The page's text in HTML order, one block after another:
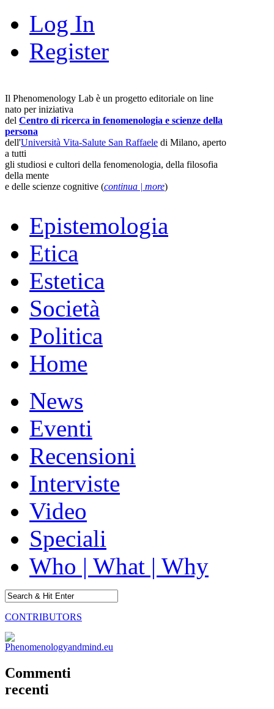
Log In
Register
Il Phenomenology Lab è un progetto editoriale on line
nato per iniziativa
del Centro di ricerca in fenomenologia e scienze della
persona
dell'Università Vita-Salute San Raffaele di Milano, aperto
a tutti
gli studiosi e cultori della fenomenologia, della filosofia
della mente
e delle scienze cognitive (continua | more)
Epistemologia
Etica
Estetica
Società
Politica
Home
News
Eventi
Recensioni
Interviste
Video
Speciali
Who | What | Why
CONTRIBUTORS
Commenti
recenti